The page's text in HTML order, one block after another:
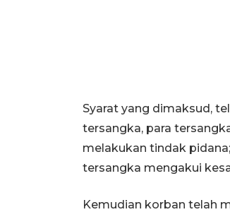
Syarat yang dimaksud,
tersangka, para
melakukan tindak
tersangka mengakui
Kemudian korban telah